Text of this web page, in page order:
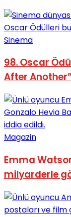
Sinema
98. Oscar
After
Magazin
Emma
milyarderle